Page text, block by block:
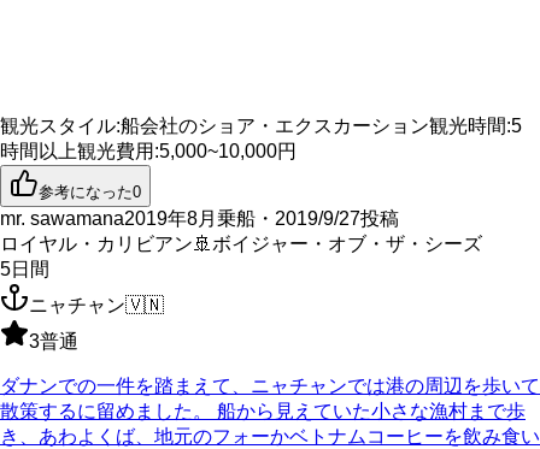
観光スタイル:船会社のショア・エクスカーション観光時間:5
時間以上観光費用 :5,000~10,000円
参考になった0
mr. sawamana2019年8月乗船・2019/9/27投稿
ロイヤル・カリビアン 🚢 ボイジャー・オブ・ザ・シーズ
5日間
ニャチャン🇻🇳
3普通
ダナンでの一件を踏まえて、ニャチャンでは港の周辺を歩いて
散策するに留めました。 船から見えていた小さな漁村まで歩
き、あわよくば、地元のフォーかベトナムコーヒーを飲み食い